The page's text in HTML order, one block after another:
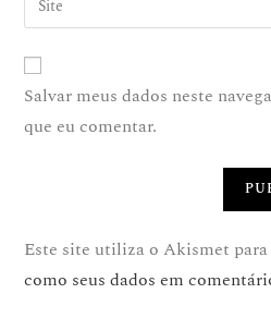
Salvar meus dados neste
que eu comentar.
Este site utiliza o Akismet
como seus dados em